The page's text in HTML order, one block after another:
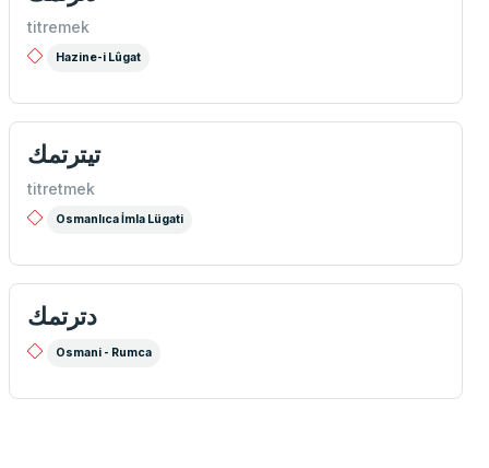
titremek
Hazine-i Lûgat
تيترتمك
titretmek
Osmanlıca İmla Lügati
دترتمك
Osmani - Rumca